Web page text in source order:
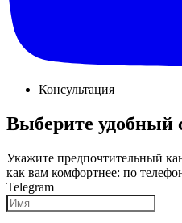
Консультация
Выберите удобный
Укажите предпочтительный
как вам комфортнее: по
Telegram